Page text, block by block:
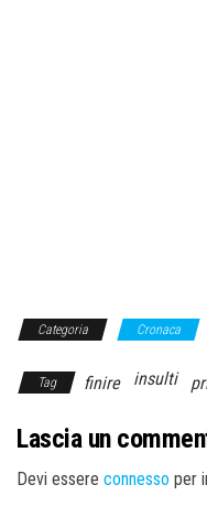
Categoria Cronaca
Tag finire insulti
Lascia un
Devi essere connesso per